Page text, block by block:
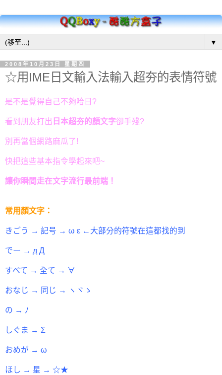
▼
2008年10月23日 星期四
☆用IME日文輸入法輸入超夯的表情符號
是不是覺得自己不夠哈日?
看到朋友打出 日本超夯的顏文字卻手殘?
別再當個網路麻瓜了!
快把這些基本指令學起來吧~
讓你瞬間走在文字流行最前端！
常用顏文字：
きごう → 記号 → ω ε ←大部分的符號在這都找的到
でー → д Д
すべて → 全て → ∀
おなじ → 同じ → ヽヾゝ
の → ﾉ
しぐま → Σ
おめが → ω
ほし → 星 → ☆★